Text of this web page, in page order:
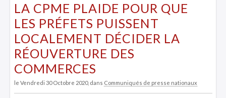
LA CPME PLAIDE POUR QUE
LES PRÉFETS PUISSENT
LOCALEMENT DÉCIDER LA
RÉOUVERTURE DES
COMMERCES
le Vendredi 30 Octobre 2020, dans Communiqués de presse nationaux